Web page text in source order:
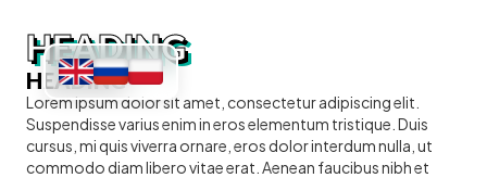
HEADING
HEADING
Lorem ipsum dolor sit amet, consectetur adipiscing elit.
Suspendisse varius enim in eros elementum tristique. Duis
cursus, mi quis viverra ornare, eros dolor interdum nulla, ut
commodo diam libero vitae erat. Aenean faucibus nibh et